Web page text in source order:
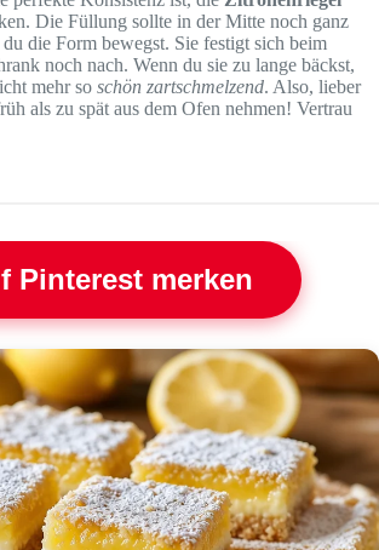
Die Füllung sollte in der Mitte noch ganz
die Form bewegst. Sie festigt sich beim
noch nach. Wenn du sie zu lange bäckst,
mehr so schön zartschmelzend. Also, lieber
als zu spät aus dem Ofen nehmen! Vertrau
Pinterest merken